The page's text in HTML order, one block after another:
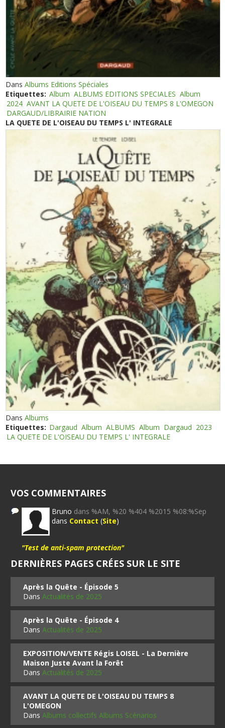
DansAlbums Editions Spéciales
Etiquettes: Album ALBUMS EDITIONS SPECIALES Album
2024 AVANT LA QUETE DE L'OISEAU DU TEMPS 8 L'OMEGON
DARGAUD/LIBRAIRIE NATION
LA QUETE DE L'OISEAU DU TEMPS L' INTEGRALE
DansAlbums
Etiquettes: Dargaud Album ALBUMS Album Dargaud 2023
LA QUETE DE L'OISEAU DU TEMPS L' INTEGRALE
VOS COMMENTAIRES
Bruno dans %AM, %20 %404 %2015 %08:%Sep
dans Contact (Site)
"Test de anti-spam protection"
DERNIÈRES PAGES CRÉES SUR LE SITE
Après la Quête - Épisode 5
DansActualités de 2025
Après la Quête - Épisode 4
DansActualités de 2025
EXPOSITION/VENTE Régis LOISEL - La Dernière
Maison Juste Avant la Forêt
DansActualités de 2025
AVANT LA QUETE DE L'OISEAU DU TEMPS 8
L'OMEGON
DansAlbums collectifs Albums Scénarios